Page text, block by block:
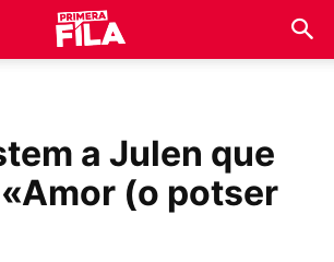
a Julen que
(o potser